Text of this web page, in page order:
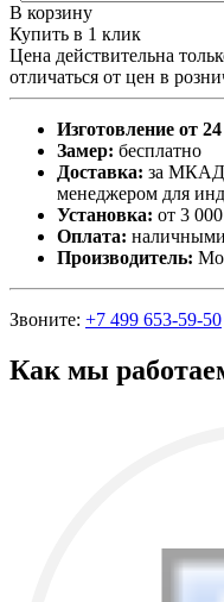
В корзину
Купить в 1 клик
Цена действительна
отличаться от цен в
Изготовление от
Замер: бесплатно
Доставка: за МКАД
менеджером для
Установка: от 3
Оплата:
Производитель:
Звоните: +7 499 653-59-50
Как мы